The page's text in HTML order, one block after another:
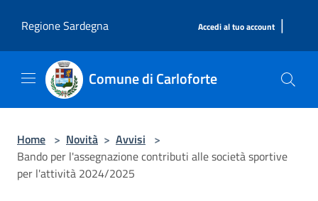
Regione Sardegna
Accedi al tuo account |
Comune di Carloforte
Home > Novità > Avvisi >
Bando per l'assegnazione contributi alle società sportive
per l'attività 2024/2025